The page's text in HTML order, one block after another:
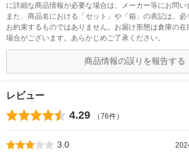
に詳細な商品情報が必要な場合は、メーカー等にお問い
また、商品名における「セット」や「箱」の表記は、
お約束するものではありません。お届け形態は倉庫の
場合がございます。あらかじめご了承ください。
商品情報の誤りを報告する
レビュー
4.29 （76件）
3.0